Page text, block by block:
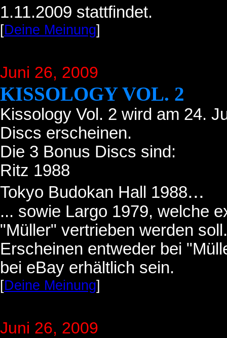
1.11.2009 stattfindet.
[Deine Meinung]
Juni 26, 2009
KISSOLOGY VOL. 2
Kissology Vol. 2 wird am 24.
Discs erscheinen.
Die 3 Bonus Discs sind:
Ritz 1988
Tokyo Budokan Hall 1988...
... sowie Largo 1979, welche
"Müller" vertrieben werden
Erscheinen entweder bei
bei eBay erhältlich sein.
[Deine Meinung]
Juni 26, 2009